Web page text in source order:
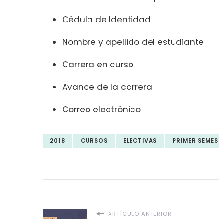
Cédula de Identidad
Nombre y apellido del estudiante
Carrera en curso
Avance de la carrera
Correo electrónico
2018 CURSOS ELECTIVAS PRIMER
ARTÍCULO ANTERIOR